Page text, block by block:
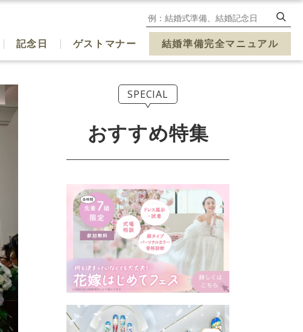
記念日 ゲストマナー 結婚準備完全マニュアル
SPECIAL
おすすめ特集